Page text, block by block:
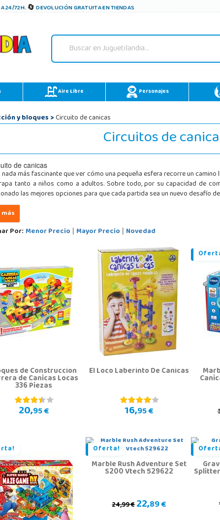
24/72H. DEVOLUCIÓN GRATUITA EN TIENDAS
Aire Libre Personajes
y bloques>Circuito de canicas
Circuitos de
más fascinante que ver cómo una pequeña esfera recorre un
tanto a niños como a adultos. Sobre todo, por su capacidad de
las mejores opciones para que cada partida sea un nuevo desafío
Por: Menor Precio | Mayor Precio | Novedad
de Construccion
de Canicas Locas
336 Piezas
20,95 €
El Loco Laberinto De Canicas
16,95 €
Oferta!
Marble Rush Adventure Set
S200 Vtech 529622
24,99 €22,89 €